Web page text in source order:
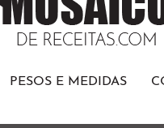
PESOS E MEDIDAS